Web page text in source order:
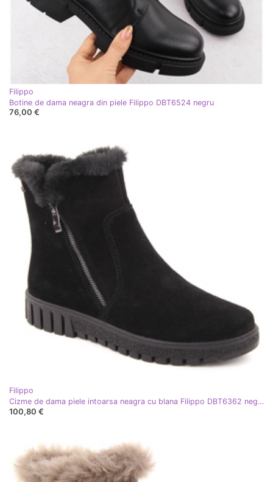
Filippo
Botine de dama neagra din piele Filippo DBT6524 negru
76,00 €
Filippo
Cizme de dama piele intoarsa neagra cu blana Filippo DBT6362 negru
100,80 €